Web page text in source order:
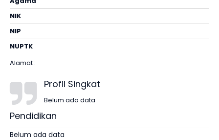
NIK
NIP
NUPTK
Alamat :
Profil Singkat
Belum ada data
Pendidikan
Belum ada data